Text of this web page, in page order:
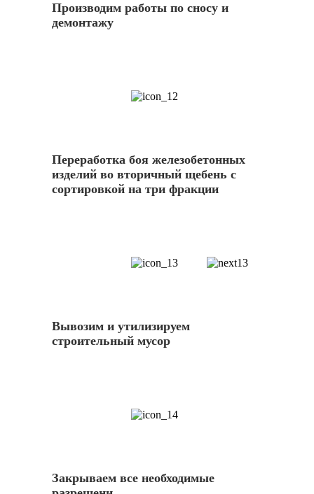
Производим работы по сносу и
демонтажу
Переработка боя железобетонных
изделий во вторичный щебень с
сортировкой на три фракции
Вывозим и утилизируем
строительный мусор
Закрываем все необходимые